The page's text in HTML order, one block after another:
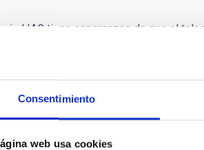
Consentimiento
web usa cookies
el IAC tiene esperanzas de que el
Rebolo
todavía puede tener algunas
de licencia en la isla de La Palma.
legal, hicieran imposible la
a trabajar para que puedan
a La Palma. “El Consejo de dirección
Si el TMT, definitivamente, no